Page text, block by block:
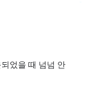
었을 때 넘넘 안